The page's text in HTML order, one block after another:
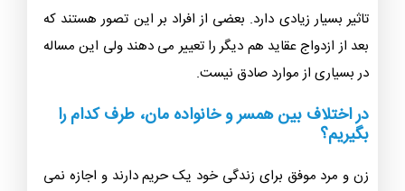
تاثیر بسیار زیادی دارد. بعضی از افراد بر این تصور هستند که
بعد از ازدواج عقاید هم دیگر را تعییر می دهند ولی این مساله
در بسیاری از موارد صادق نیست.
در اختلاف بین همسر و خانواده مان، طرف کدام را
بگیریم؟
زن و مرد موفق برای زندگی خود یک حریم دارند و اجازه نمی